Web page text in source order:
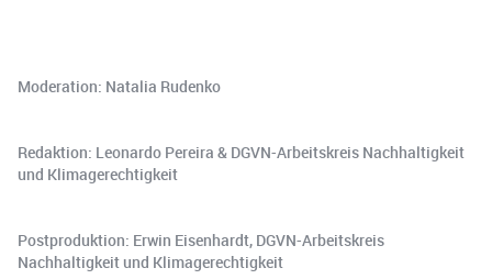
Moderation: Natalia Rudenko
Redaktion: Leonardo Pereira & DGVN-Arbeitskreis Nachhaltigkeit
und Klimagerechtigkeit
Postproduktion: Erwin Eisenhardt, DGVN-Arbeitskreis
Nachhaltigkeit und Klimagerechtigkeit